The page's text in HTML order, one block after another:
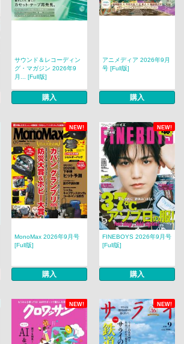
サウンド＆レコーディン
グ・マガジン 2026年9
月... [Full版]
購入
アニメディア 2026年9月
号 [Full版]
購入
NEW! NEW!
MonoMax 2026年9月号
[Full版]
購入
FINEBOYS 2026年9月号
[Full版]
購入
NEW! NEW!